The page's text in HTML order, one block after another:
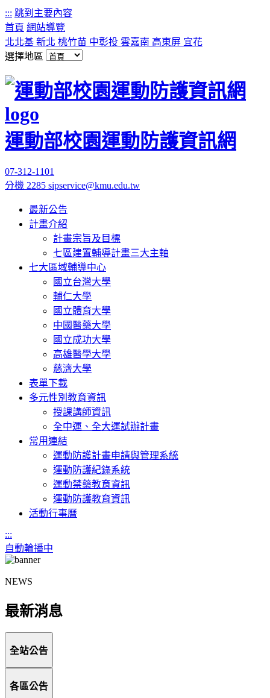
::: 跳到主要內容
首頁 網站導覽
北北基 新北 桃竹苗 中彰投 雲嘉南 高東屏 宜花
選擇地區
運動部校園運動防護資訊網
07-312-1101
分機 2285 sipservice@kmu.edu.tw
最新公告
計畫介紹
計畫宗旨及目標
七區建置輔導計畫三大主軸
七大區域輔導中心
國立台灣大學
輔仁大學
國立體育大學
中國醫藥大學
國立成功大學
高雄醫學大學
慈濟大學
表單下載
多元性別教育資訊
授課講師資訊
全中運、全大運試辦計畫
常用連結
運動防護計畫申請與管理系統
運動防護紀錄系統
運動禁藥教育資訊
運動防護教育資訊
活動行事曆
:::
自動輪播中
NEWS
最新消息
全站公告
各區公告